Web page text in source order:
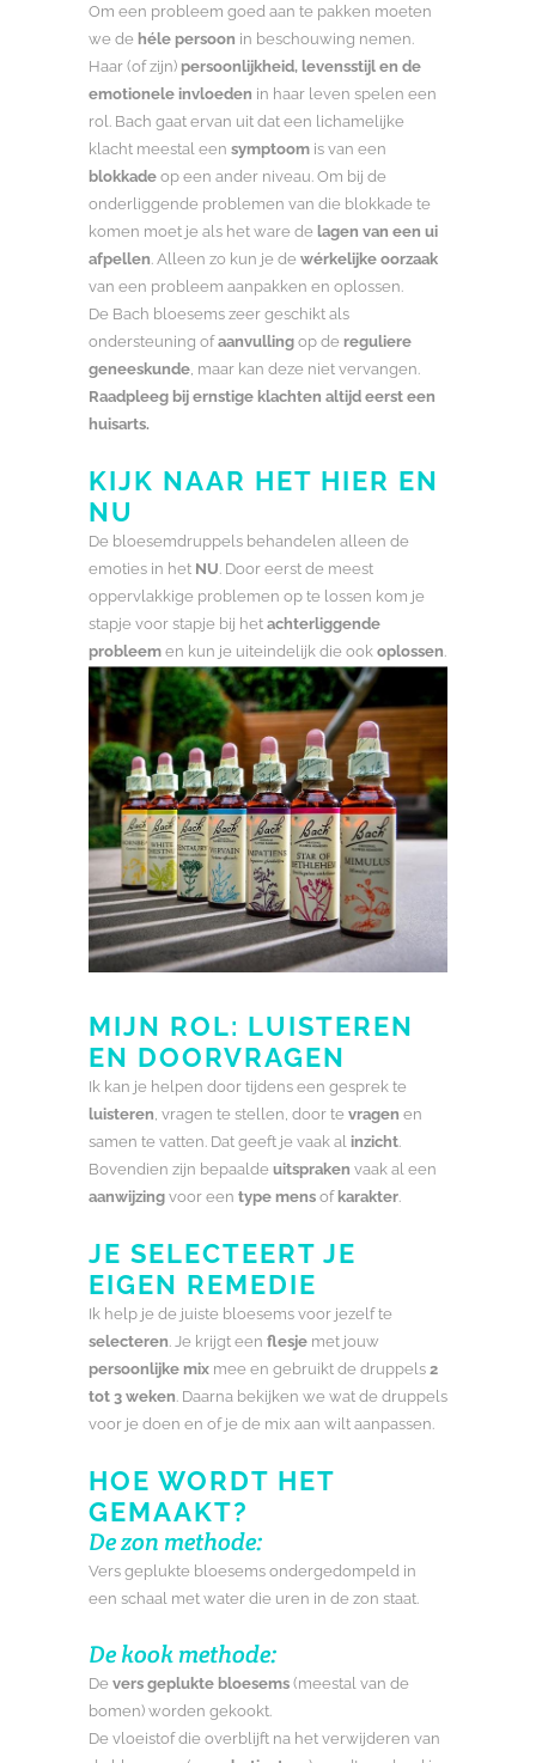
Om een probleem goed aan te pakken moeten
we de héle persoon in beschouwing nemen.
Haar (of zijn) persoonlijkheid, levensstijl en de
emotionele invloeden in haar leven spelen een
rol. Bach gaat ervan uit dat een lichamelijke
klacht meestal een symptoom is van een
blokkade op een ander niveau. Om bij de
onderliggende problemen van die blokkade te
komen moet je als het ware de lagen van een ui
afpellen. Alleen zo kun je de wérkelijke oorzaak
van een probleem aanpakken en oplossen.
De Bach bloesems zeer geschikt als
ondersteuning ofaanvulling op de reguliere
geneeskunde, maar kan deze niet vervangen.
Raadpleeg bij ernstige klachten altijd eerst een
huisarts.
KIJK NAAR HET HIER EN
NU
De bloesemdruppels behandelen alleen de
emoties in het NU. Door eerst de meest
oppervlakkige problemen op te lossen kom je
stapje voor stapje bij het achterliggende
probleem en kun je uiteindelijk die ook oplossen.
MIJN ROL: LUISTEREN
EN DOORVRAGEN
Ik kan je helpen door tijdens een gesprek te
luisteren , vragen te stellen, door te vragen en
samen te vatten. Dat geeft je vaak al inzicht
Bovendien zijn bepaalde uitspraken vaak al een
aanwijzing voor een type mens ofkarakter
JE SELECTEERT JE
EIGEN REMEDIE
Ik help je de juiste bloesems voor jezelf te
selecteren . Je krijgt een flesje met jouw
persoonlijke mix mee en gebruikt de druppels 2
tot 3 weken . Daarna bekijken we wat de druppels
voor je doen en of je de mix aan wilt aanpassen.
HOE WORDT HET
GEMAAKT?
De zon methode:
Vers geplukte bloesems ondergedompeld in
een schaal met water die uren in de zon staat.
De kook methode:
De vers geplukte bloesems (meestal van de
bomen) worden gekookt.
De vloeistof die overblijft na het verwijderen van